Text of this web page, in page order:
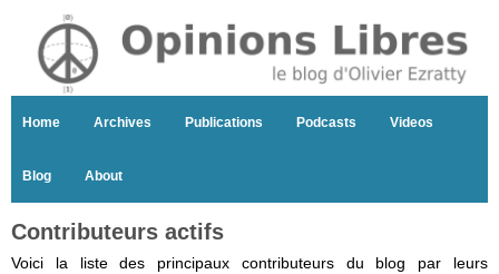
Home Archives Publications Podcasts Videos
Blog About
Contributeurs actifs
Voici la liste des principaux contributeurs du blog par leurs